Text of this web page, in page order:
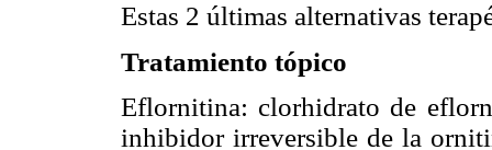
Estas 2 últimas alternativas
Tratamiento tópico
Eflornitina: clorhidrato de
inhibidor irreversible de la